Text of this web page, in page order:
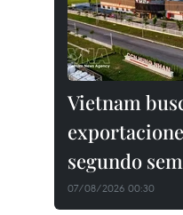
Vietnam
segundo
07/08/2026 00:30